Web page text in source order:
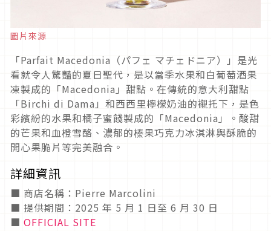
圖片來源
「Parfait Macedonia（パフェ マチェドニア）」是光
看就令人驚豔的夏日聖代，是以當季水果和白葡萄酒果
凍製成的「Macedonia」甜點。在傳統的意大利甜點
「Birchi di Dama」和西西里檸檬奶油的襯托下，是色
彩繽紛的水果和橘子蜜餞製成的「Macedonia」。酸甜
的芒果和血橙雪酪、濃郁的榛果巧克力冰淇淋與酥脆的
開心果脆片等完美融合。
詳細資訊
■ 商店名稱：Pierre Marcolini
■ 提供期間：2025 年 5 月 1 日至 6 月 30 日
■ OFFICIAL SITE